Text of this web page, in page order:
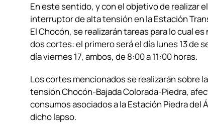
En este sentido, y con el objetivo de realizar
interruptor de alta tensión en la Estación
El Chocón, se realizarán tareas para lo cual
dos cortes: el primero será el día lunes 13 de
día viernes 17, ambos, de 8:00 a 11:00 horas.
Los cortes mencionados se realizarán sobre
tensión Chocón-Bajada Colorada-Piedra,
consumos asociados a la Estación Piedra del
dicho lapso.